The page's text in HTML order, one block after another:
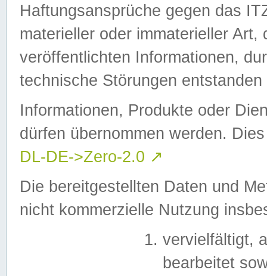
Haftungsansprüche gegen das
materieller oder immaterieller
veröffentlichten Informationen,
technische Störungen
Informationen, Produkte oder
dürfen übernommen werden.
DL-DE->Zero-2.0 ↗
Die bereitgestellten Daten und
nicht kommerzielle Nutzung
vervielfältigt,
bearbeitet